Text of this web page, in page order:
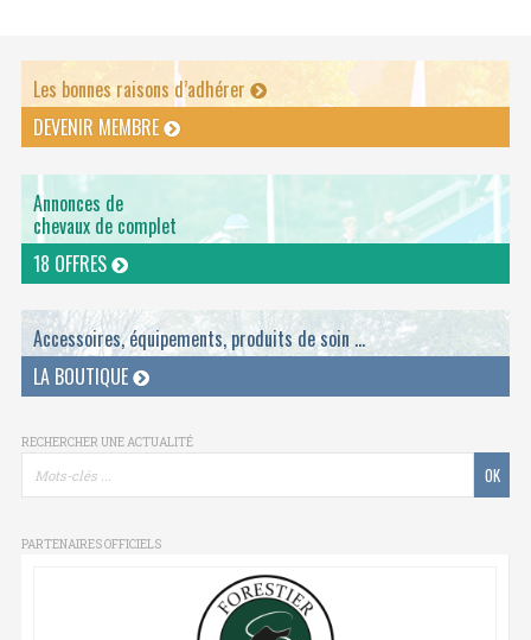
Les bonnes raisons d’adhérer
DEVENIR MEMBRE
Annonces de
chevaux de complet
18 OFFRES
Accessoires, équipements, produits de soin ...
LA BOUTIQUE
RECHERCHER UNE ACTUALITÉ
PARTENAIRES OFFICIELS